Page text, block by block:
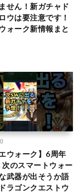
せん！新ガチャド
ウは要注意です！
ォーク新情報まと
ウォーク】6周年
のスマートウォー
武器が出そうか語
ラゴンクエストウ